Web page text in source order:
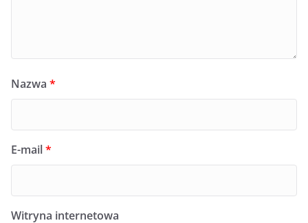
Nazwa *
E-mail*
Witryna internetowa